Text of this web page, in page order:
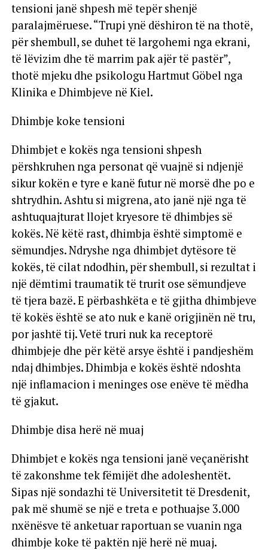
tensioni janë shpesh më tepër shenjë
paralajmëruese. “Trupi ynë dëshiron të na thotë,
për shembull, se duhet të largohemi nga ekrani,
të lëvizim dhe të marrim pak ajër të pastër”,
thotë mjeku dhe psikologu Hartmut Göbel nga
Klinika e Dhimbjeve në Kiel.
Dhimbje koke tensioni
Dhimbjet e kokës nga tensioni shpesh
përshkruhen nga personat që vuajnë si ndjenjë
sikur kokën e tyre e kanë futur në morsë dhe po e
shtrydhin. Ashtu si migrena, ato janë një nga të
ashtuquajturat llojet kryesore të dhimbjes së
kokës. Në këtë rast, dhimbja është simptomë e
sëmundjes. Ndryshe nga dhimbjet dytësore të
kokës, të cilat ndodhin, për shembull, si rezultat i
një dëmtimi traumatik të trurit ose sëmundjeve
të tjera bazë. E përbashkëta e të gjitha dhimbjeve
të kokës është se ato nuk e kanë origjinën në tru,
por jashtë tij. Vetë truri nuk ka receptorë
dhimbjeje dhe për këtë arsye është i pandjeshëm
ndaj dhimbjes. Dhimbja e kokës është ndoshta
një inflamacion i meninges ose enëve të mëdha
të gjakut.
Dhimbje disa herë në muaj
Dhimbjet e kokës nga tensioni janë veçanërisht
të zakonshme tek fëmijët dhe adoleshentët.
Sipas një sondazhi të Universitetit të Dresdenit,
pak më shumë se një e treta e pothuajse 3.000
nxënësve të anketuar raportuan se vuanin nga
dhimbje koke të paktën një herë në muaj.